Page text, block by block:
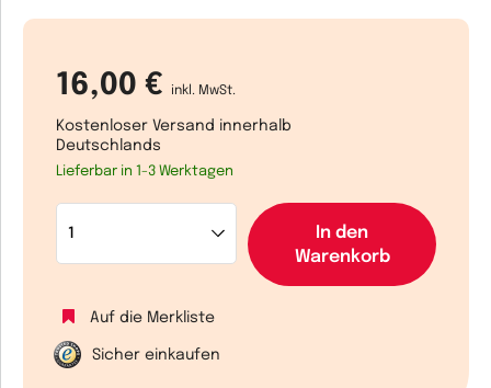
16,00 € inkl. MwSt.
Kostenloser Versand innerhalb
Deutschlands
Lieferbar in 1-3 Werktagen
In den
Warenkorb
Auf die Merkliste
Sicher einkaufen